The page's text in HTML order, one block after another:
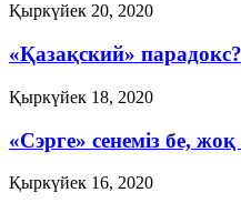
Қыркүйек 20, 2020
«Қазақский»
Қыркүйек 18, 2020
«Сэрге» сенеміз бе,
Қыркүйек 16, 2020